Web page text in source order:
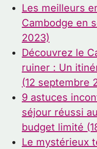
Les meilleurs
Cambodge en
2023)
Découvrez le
ruiner : Un
(12 septembre
9 astuces
séjour réussi
budget limité
Le mystérieux